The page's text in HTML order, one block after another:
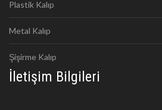
Plastik Kalıp
Metal Kalıp
Şişirme Kalıp
İletişim Bilgileri